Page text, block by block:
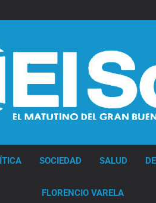
SOCIEDAD SALUD
FLORENCIO VARELA